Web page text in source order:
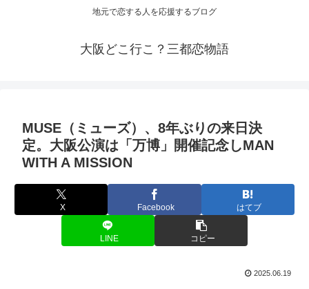
地元で恋する人を応援するブログ
大阪どこ行こ？三都恋物語
MUSE（ミューズ）、8年ぶりの来日決
定。 大阪公演は「万博」開催記念しMAN
WITH A MISSION
X Facebook はてブ
LINE コピー
2025.06.19